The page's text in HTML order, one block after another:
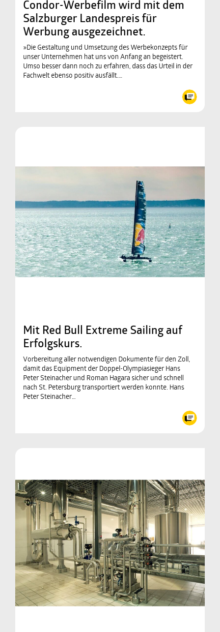
Condor-Werbefilm wird mit dem
Salzburger Landespreis für
Werbung ausgezeichnet.
»Die Gestaltung und Umsetzung des Werbekonzepts für
unser Unternehmen hat uns von Anfang an begeistert.
Umso besser dann noch zu erfahren, dass das Urteil in der
Fachwelt ebenso positiv ausfällt.…
Mit Red Bull Extreme Sailing auf
Erfolgskurs.
Vorbereitung aller notwendigen Dokumente für den Zoll,
damit das Equipment der Doppel-Olympiasieger Hans
Peter Steinacher und Roman Hagara sicher und schnell
nach St. Petersburg transportiert werden konnte. Hans
Peter Steinacher…